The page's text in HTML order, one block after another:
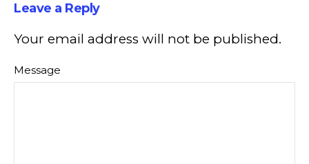
Leave a Reply
Your email address will not be published.
Message